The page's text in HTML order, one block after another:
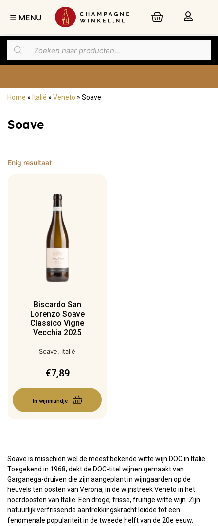
☰ MENU
Home » Italië » Veneto » Soave
Soave
Enig resultaat
Biscardo San
Lorenzo Soave
Classico Vigne
Vecchia 2025
Soave, Italië
€7,89
In wijnmandje
Soave is misschien wel de meest bekende witte wijn DOC in Italië.
Toegekend in 1968, dekt de DOC-titel wijnen gemaakt van
Garganega-druiven die zijn aangeplant in wijngaarden op de
heuvels ten oosten van Verona, in de wijnstreek Veneto in het
noordoosten van Italië. Een droge, frisse, fruitige witte wijn. Zijn
natuurlijk verfrissende aantrekkingskracht leidde tot een
fenomenale populariteit in de tweede helft van de 20e eeuw.